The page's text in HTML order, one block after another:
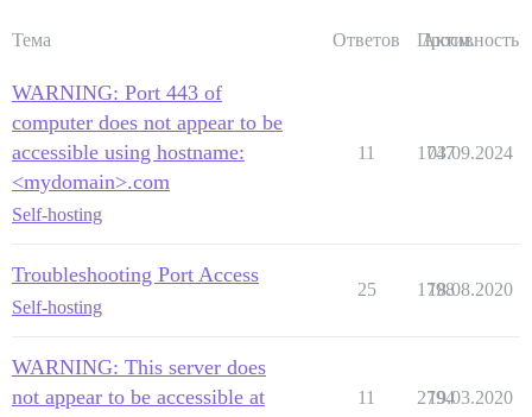
Тема Ответов Просм.
Активность
WARNING: Port 443 of
computer does not appear to be
accessible using hostname:
<mydomain>.com
Self-hosting
11 1747
03.09.2024
Troubleshooting Port Access
Self-hosting
25 1798
18.08.2020
WARNING: This server does
not appear to be accessible at
11 2794
19.03.2020